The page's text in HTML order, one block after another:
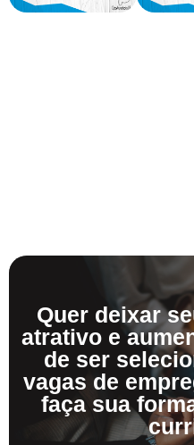
Quer deixar
atrativo e
de ser
vagas de
faça sua